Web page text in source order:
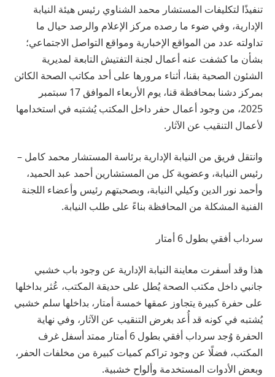
تنفيذًا لتكليفات المستشار محمد الشناوي رئيس هيئة النيابة
الإدارية، وفي ضوء ما رصده مركز الإعلام والرصد حيال ما
تداولته عدد من المواقع الإخبارية ومواقع التواصل الاجتماعي؛
بشأن ما كشفت عنه أعمال لجنة التفتيش التابعة لمديرية
الشئون الصحية بقنا، أثناء مرورها على أحد مكاتب الصحة الكائن
بمركز دشنا بمحافظة قنا، يوم الأربعاء الموافق 17 سبتمبر
2025، من وجود أعمال حفر داخل المكتب يُشتبه في استخدامها
لأعمال التنقيب عن الآثار.
وانتقل فريق من النيابة الإدارية برئاسة المستشار محمد كامل –
رئيس النيابة، وعضوية كل من المستشارين أحمد عبد الحميد،
وأحمد نور الدين وكيلي النيابة، وبصحبتهم رئيس وأعضاء اللجنة
الفنية المشكلة من المحافظة بناءً على طلب النيابة.
سرداب أفقي بطول 6 أمتار
هذا وقد أسفرت معاينة النيابة الإدارية عن وجود باب خشبي
جانبي داخل مكتب الصحة يُطل على حديقة المكتب، عُثر بداخلها
على حفرة كبيرة يتجاوز عمقها خمسة أمتار، بداخلها سلم خشبي
يُشتبه في كونه قد أُعد بغرض التنقيب عن الآثار، وفي نهاية
الحفرة وُجد سرداب أفقي بطول 6 أمتار ممتد أسفل غرف
المكتب، فضلًا عن وجود تراكم كميات كبيرة من مخلفات الحفر،
وبعض الأدوات المستخدمة وألواح خشبية.